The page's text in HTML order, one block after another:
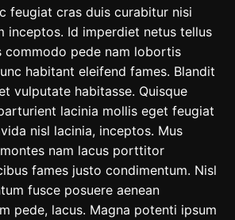
feugiat cras duis curabitur nisi
inceptos. Id imperdiet netus tellus
commodo pede nam lobortis
habitant eleifend fames. Blandit
vulputate habitasse. Quisque
lacinia mollis eget feugiat
nisl lacinia, inceptos. Mus
nam lacus porttitor
fames justo condimentum. Nisl
fusce posuere aenean
pede, lacus. Magna potenti ipsum